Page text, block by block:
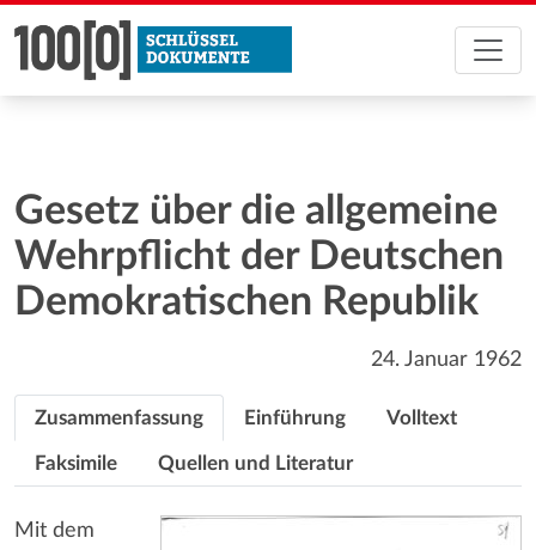
Gesetz über die allgemeine
Wehrpflicht der Deutschen
Demokratischen Republik
24. Januar 1962
Zusammenfassung Einführung Volltext
Faksimile Quellen und Literatur
Mit dem